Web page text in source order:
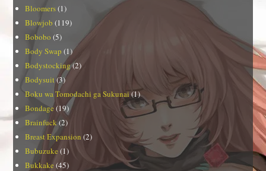
Bloomers(1)
Blowjob (119)
Bobobo (5)
Body Swap (1)
Bodystocking(2)
Bodysuit(3)
Boku wa Tomodachi ga Sukunai(1)
Bondage (19)
Brainfuck(2)
Breast Expansion (2)
Bubuzuke(1)
Bukkake (45)